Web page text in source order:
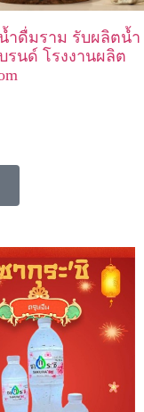
ำดื่มราม รับผลิตน้ำ
นด์ โรงงานผลิต